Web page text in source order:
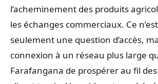
l’acheminement des produits
les échanges commerciaux. Ce
seulement une question d’accès,
connexion à un réseau plus large
Farafangana de prospérer au fil des